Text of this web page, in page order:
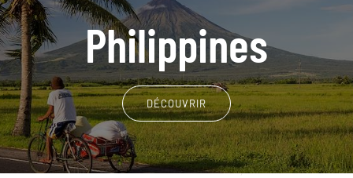
Philippines
DÉCOUVRIR